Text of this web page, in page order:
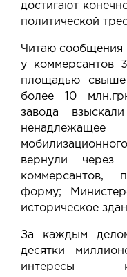
достигают
политической
Читаю сообщения
у коммерсантов
площадью
более 10
завода
вернули
коммерсантов,
форму;
историческое
За каждым
десятки
интересы